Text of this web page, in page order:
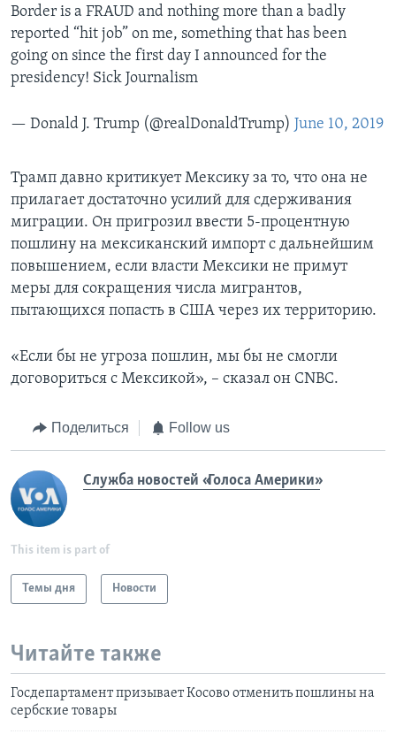
Border is a FRAUD and nothing more than a badly
reported “hit job” on me, something that has been
going on since the first day I announced for the
presidency! Sick Journalism
— Donald J. Trump (@realDonaldTrump) June 10, 2019
Трамп давно критикует Мексику за то, что она не
прилагает достаточно усилий для сдерживания
миграции. Он пригрозил ввести 5-процентную
пошлину на мексиканский импорт с дальнейшим
повышением, если власти Мексики не примут
меры для сокращения числа мигрантов,
пытающихся попасть в США через их территорию.
«Если бы не угроза пошлин, мы бы не смогли
договориться с Мексикой», – сказал он CNBC.
Поделиться Follow us
Служба новостей «Голоса Америки»
This item is part of
Темы дня Новости
Читайте также
Госдепартамент призывает Косово отменить пошлины на
сербские товары